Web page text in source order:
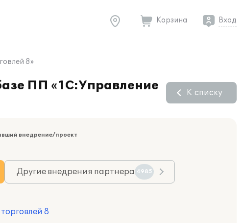
Корзина Вход
8»
ПП «1С:Управление
К списку
внедрение/проект
Другие внедрения партнера 4985
8